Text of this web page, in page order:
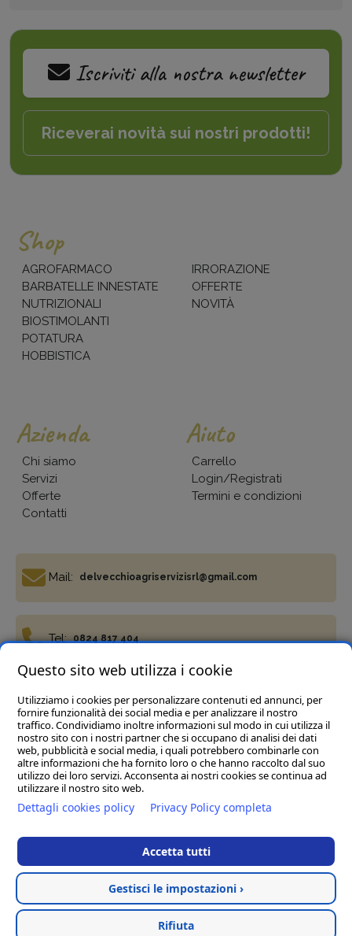
Iscriviti alla nostra newsletter
Riceverai novità sui nostri prodotti!
Shop
AGROFARMACO
BARBATELLE INNESTATE
NUTRIZIONALI
BIOSTIMOLANTI
POTATURA
HOBBISTICA
IRRORAZIONE
OFFERTE
NOVITÀ
Azienda
Chi siamo
Servizi
Offerte
Contatti
Aiuto
Carrello
Login/Registrati
Termini e condizioni
Mail: delvecchioagriservizisrl@gmail.com
Tel: 0824 817 404
Fax: 0824 817 977
Del Vecchio Agriservizi Srl
- C.da Tre Pietre, snc, 82034
Guardia Sanframondi (BN) P.IVA 01472040623
Rea BN123197 Cap.soc € 45.000,00 i.v. - Pec :
delvecchioagriservizisrl@legalmail.it
Hosted & created by
Questo sito web utilizza i cookie
Utilizziamo i cookies per personalizzare contenuti ed annunci, per
fornire funzionalità dei social media e per analizzare il nostro
traffico. Condividiamo inoltre informazioni sul modo in cui utilizza il
nostro sito con i nostri partner che si occupano di analisi dei dati
web, pubblicità e social media, i quali potrebbero combinarle con
altre informazioni che ha fornito loro o che hanno raccolto dal suo
utilizzo dei loro servizi. Acconsenta ai nostri cookies se continua ad
utilizzare il nostro sito web.
Dettagli cookies policy Privacy Policy completa
Accetta tutti
Gestisci le impostazioni ›
Rifiuta